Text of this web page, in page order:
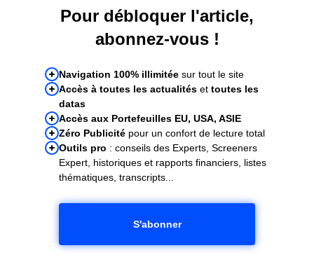
Pour débloquer l'article,
abonnez-vous !
Navigation 100% illimitée sur tout le site
Accès à toutes les actualités et toutes les
datas
Accès aux Portefeuilles EU, USA, ASIE
Zéro Publicité pour un confort de lecture total
Outils pro : conseils des Experts, Screeners
Expert, historiques et rapports financiers, listes
thématiques, transcripts...
S'abonner